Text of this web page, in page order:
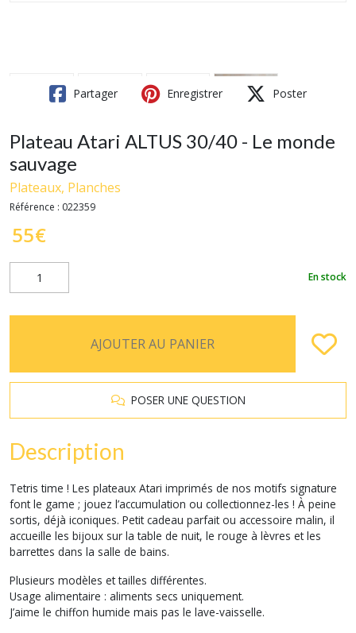
Partager Enregistrer Poster
Plateau Atari ALTUS 30/40 - Le monde
sauvage
Plateaux, Planches
Référence : 022359
55€
En stock
AJOUTER AU PANIER
POSER UNE QUESTION
Description
Tetris time ! Les plateaux Atari imprimés de nos motifs signature
font le game ; jouez l’accumulation ou collectionnez-les ! À peine
sortis, déjà iconiques. Petit cadeau parfait ou accessoire malin, il
accueille les bijoux sur la table de nuit, le rouge à lèvres et les
barrettes dans la salle de bains.
Plusieurs modèles et tailles différentes.
Usage alimentaire : aliments secs uniquement.
J’aime le chiffon humide mais pas le lave-vaisselle.